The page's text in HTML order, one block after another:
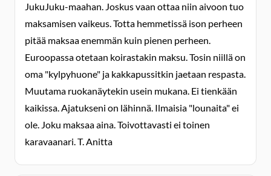
JukuJuku-maahan. Joskus vaan ottaa niin aivoon tuo
maksamisen vaikeus. Totta hemmetissä ison perheen
pitää maksaa enemmän kuin pienen perheen.
Euroopassa otetaan koirastakin maksu. Tosin niillä on
oma "kylpyhuone" ja kakkapussitkin jaetaan respasta.
Muutama ruokanäytekin usein mukana. Ei tienkään
kaikissa. Ajatukseni on lähinnä. Ilmaisia "lounaita" ei
ole. Joku maksaa aina. Toivottavasti ei toinen
karavaanari. T. Anitta